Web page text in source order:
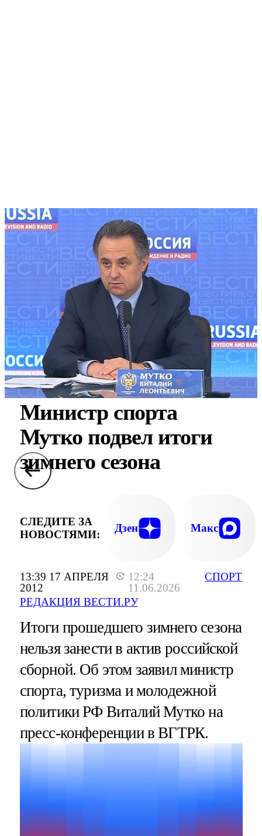
13:39 17 АПРЕЛЯ
2012
12:24
11.06.2026
РЕДАКЦИЯ ВЕСТИ.РУ
СПОРТ
Министр спорта
Мутко подвел итоги
зимнего сезона
СЛЕДИТЕ ЗА
НОВОСТЯМИ:
Дзен Макс
Итоги прошедшего зимнего сезона
нельзя занести в актив российской
сборной. Об этом заявил министр
спорта, туризма и молодежной
политики РФ Виталий Мутко на
пресс-конференции в ВГТРК.